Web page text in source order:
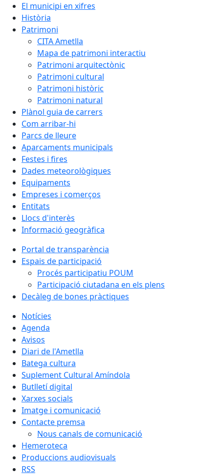
El municipi en xifres
Història
Patrimoni
CITA Ametlla
Mapa de patrimoni interactiu
Patrimoni arquitectònic
Patrimoni cultural
Patrimoni històric
Patrimoni natural
Plànol guia de carrers
Com arribar-hi
Parcs de lleure
Aparcaments municipals
Festes i fires
Dades meteorològiques
Equipaments
Empreses i comerços
Entitats
Llocs d'interès
Informació geogràfica
Portal de transparència
Espais de participació
Procés participatiu POUM
Participació ciutadana en els plens
Decàleg de bones pràctiques
Notícies
Agenda
Avisos
Diari de l'Ametlla
Batega cultura
Suplement Cultural Amíndola
Butlletí digital
Xarxes socials
Imatge i comunicació
Contacte premsa
Nous canals de comunicació
Hemeroteca
Produccions audiovisuals
RSS